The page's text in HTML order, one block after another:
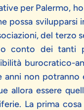
per Palermo,
possa svilupparsi
del terzo
conto dei tanti
burocratico-
anni non
allora essere
La prima